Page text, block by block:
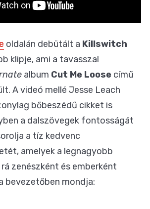
oldalán debütált a Killswitch
klipje, ami a tavasszal
album Cut Me Loose című
A videó mellé Jesse Leach
bőbeszédű cikket is
a dalszövegek fontosságát
a tíz kedvenc
amelyek a legnagyobb
zenészként és emberként
bevezetőben mondja: